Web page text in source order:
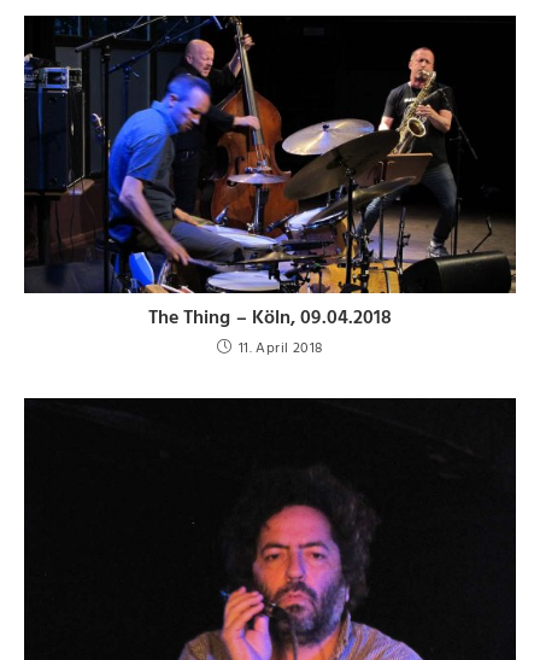
The Thing – Köln, 09.04.2018
11. April 2018